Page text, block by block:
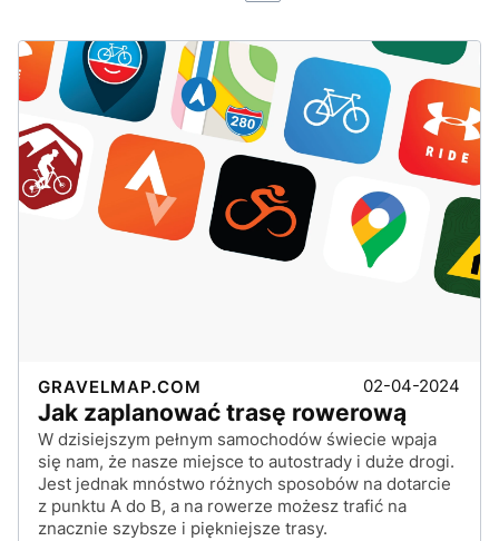
GRAVELMAP.COM 02-04-2024
Jak zaplanować trasę rowerową
W dzisiejszym pełnym samochodów świecie wpaja
się nam, że nasze miejsce to autostrady i duże drogi.
Jest jednak mnóstwo różnych sposobów na dotarcie
z punktu A do B, a na rowerze możesz trafić na
znacznie szybsze i piękniejsze trasy.